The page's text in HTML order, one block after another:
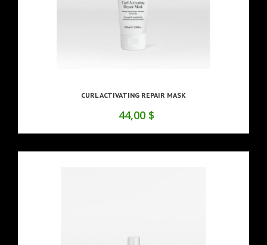
CURL ACTIVATING REPAIR MASK
44,00 $